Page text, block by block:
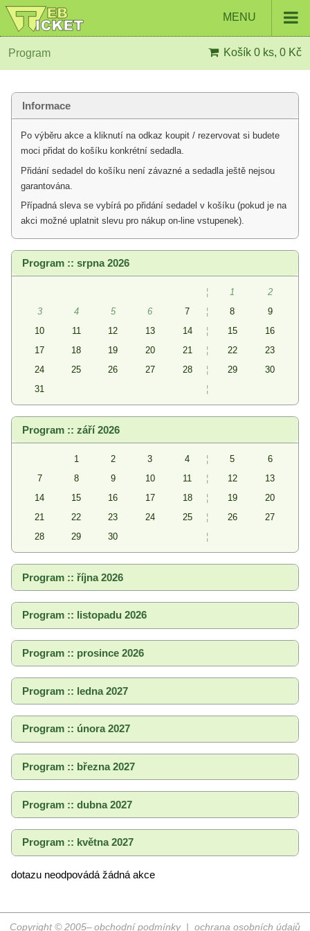
MENU
Program Košík 0 ks, 0 Kč
Informace
Po výběru akce a kliknutí na odkaz koupit / rezervovat si budete
moci přidat do košíku konkrétní sedadla.
Přidání sedadel do košíku není závazné a sedadla ještě nejsou
garantována.
Případná sleva se vybírá po přidání sedadel v košíku (pokud je na
akci možné uplatnit slevu pro nákup on-line vstupenek).
Program :: srpna 2026
¦ 1
2
3
4 5 6 7 ¦ 8
9
10
11 12 13 14 ¦ 15
16
17
18 19 20 21 ¦ 22
23
24
25 26 27 28 ¦ 29
30
31
¦
Program :: září 2026
1 2 3 4 ¦ 5
6
7
8 9 10 11 ¦ 12
13
14
15 16 17 18 ¦ 19
20
21
22 23 24 25 ¦ 26
27
28
29 30 ¦
Program :: října 2026
Program :: listopadu 2026
Program :: prosince 2026
Program :: ledna 2027
Program :: února 2027
Program :: března 2027
Program :: dubna 2027
Program :: května 2027
dotazu neodpovádá žádná akce
obchodní podmínky|ochrana osobních údajů
Copyright © 2005–